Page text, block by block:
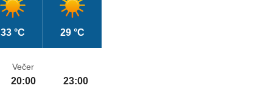
33 °C 29 °C
Večer
20:00 23:00